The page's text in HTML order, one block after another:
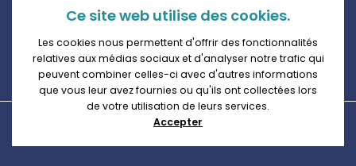
Ce site web utilise des cookies.
Les cookies nous permettent d'offrir des fonctionnalités
relatives aux médias sociaux et d'analyser notre trafic qui
peuvent combiner celles-ci avec d'autres informations
que vous leur avez fournies ou qu'ils ont collectées lors
de votre utilisation de leurs services.
Accepter